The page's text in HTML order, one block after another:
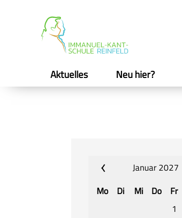
Aktuelles Neu hier?
Januar 2027
Mo
Di Mi Do Fr
1